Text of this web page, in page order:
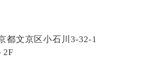
都文京区小石川3-32-1
2F